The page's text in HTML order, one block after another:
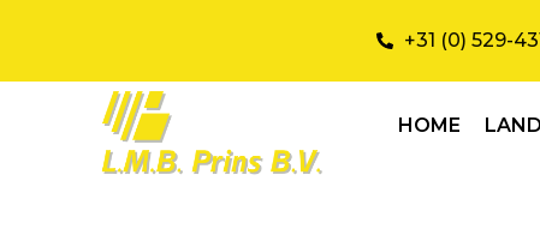
+31 (0) 529-
HOME